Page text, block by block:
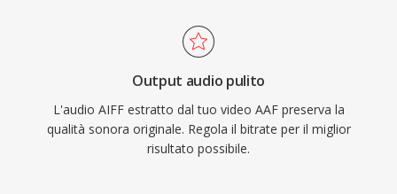
frequenze di campionamento e profondità di
bit multiple fino a 32 bit, adattandosi a flussi di
lavoro ad alta risoluzione che superano le
specifiche della qualità CD. Per chiunque dia
priorità all&#039;integrità lossless rispetto
all&#039;efficienza di archiviazione, AIFF resta
Output audio pulito
L'audio AIFF estratto dal tuo video AAF preserva la
qualità sonora originale. Regola il bitrate per il miglior
risultato possibile.